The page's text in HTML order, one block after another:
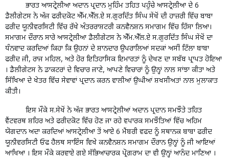
ਭਾਰਤ ਆਸਟ੍ਰੇਲੀਆ ਅਦਾਨ ਪ੍ਰਦਾਨ ਮੁਹਿੰਮ ਤਹਿਤ ਪਹੁੰਚੇ ਆਸਟ੍ਰੇਲੀਆ ਦੇ 6
ਡੈਲੀਗੇਟਸ ਨੇ ਅੱਜ ਫਰੀਦਕੋਟ ਐੱਮ.ਐੱਲ.ਏ ਸ.ਗੁਰਦਿੱਤ ਸਿੰਘ ਸੇਂਖੋਂ ਦੀ ਹਾਜ਼ਰੀ ਵਿੱਚ ਬਾਬਾ
ਫਰੀਦ ਯੂਨੀਵਰਸਿਟੀ ਵਿੱਚ ਰੱਖੇ ਅੰਤਰਰਾਸ਼ਟਰੀ ਕਨਵੈਨਸ਼ਨ ਸਮਾਗਮ ਵਿੱਚ ਹਿੱਸਾ ਲਿਆ।
ਸਮਾਗਮ ਦੌਰਾਨ ਸਾਰੇ ਆਸਟ੍ਰੇਲੀਆ ਡੈਲੀਗੇਟਸ ਨੇ ਐੱਮ.ਐੱਲ.ਏ ਸ.ਗੁਰਦਿੱਤ ਸਿੰਘ ਸੇਂਖੋਂ ਦਾ
ਧੰਨਵਾਦ ਕਰਦਿਆਂ ਕਿਹਾ ਕਿ ਉਹਨਾਂ ਦੇ ਸ਼ਾਨਦਾਰ ਉਪਰਾਲਿਆਂ ਸਦਕਾਂ ਅਸੀਂ ਟਿੱਲਾ ਬਾਬਾ
ਫਰੀਦ ਜੀ, ਰਾਜ ਮਹਿਲ, ਅਤੇ ਹੋਰ ਇਤਿਹਾਸਿਕ ਇਮਾਰਤਾਂ ਨੂੰ ਦੇਖਣ ਦਾ ਸਬੱਬ ਪ੍ਰਾਪਤ ਹੋਇਆ
। ਡੈਲੀਗੇਟਸ ਨੇ ਡਾਕਟਰਾਂ ਦੇ ਵਿਚਾਰ ਜਾਣੇ, ਆਪਣੇ ਵਿਚਾਰਾਂ ਨੂੰ ਉਨ੍ਹਾਂ ਨਾਲ ਸਾਂਝਾ ਕੀਤਾ ਅਤੇ
ਸਿੱਖਿਆ ਦੇ ਖੇਤਰ ਵਿੱਚ ਸੇਵਾਵਾਂ ਪ੍ਰਦਾਨ ਕਰਨ ਵਾਲੀਆਂ ਉਘੀਆਂ ਸ਼ਖਸੀਅਤਾਂ ਨਾਲ ਮੁਲਾਕਾਤ
ਕੀਤੀ।
ਇਸ ਮੌਕੇ ਸ.ਸੇਖੋਂ ਨੇ ਅੱਜ ਭਾਰਤ ਆਸਟ੍ਰੇਲੀਆਂ ਅਦਾਨ ਪ੍ਰਦਾਨ ਸਮਝੌਤੇ ਤਹਿਤ
ਵੈਂਟਵਰਥ ਸ਼ਹਿਰ ਅਤੇ ਫਰੀਦਕੋਟ ਵਿੱਚ ਹੋਣ ਜਾ ਰਹੇ ਵਪਾਰਕ ਸਮਝੌਤਿਆਂ ਵਿੱਚ ਅਹਿਮ
ਯੋਗਦਾਨ ਅਦਾ ਕਰਦਿਆਂ ਆਸਟ੍ਰੇਲੀਆ ਤੋਂ ਆਏ 6 ਮੈਂਬਰੀ ਵਫਦ ਨੂੰ ਸਥਾਨਕ ਬਾਬਾ ਫਰੀਦ
ਯੂਨੀਵਰਸਿਟੀ ਓਫ ਹੈਲਥ ਸਾਇੰਸ ਵਿਖੇ ਕਨਵੈਨਸ਼ਨ ਸਮਾਗਮ ਦੌਰਾਨ ਉਨ੍ਹਾਂ ਨੂੰ ਜੀ ਆਇਆਂ
ਆਖਿਆ । ਇਸ ਮੌਕੇ ਕਰਵਾਏ ਗਏ ਸੱਭਿਆਚਾਰਕ ਪ੍ਰੋਗਰਾਮ ਦਾ ਵੀ ਉਨ੍ਹਾਂ ਆਨੰਦ ਮਾਣਿਆ ।